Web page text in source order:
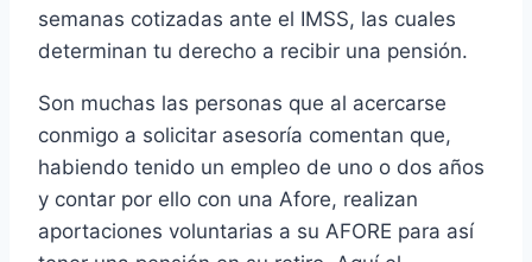
semanas cotizadas ante el IMSS, las cuales
determinan tu derecho a recibir una pensión.
Son muchas las personas que al acercarse
conmigo a solicitar asesoría comentan que,
habiendo tenido un empleo de uno o dos años
y contar por ello con una Afore, realizan
aportaciones voluntarias a su AFORE para así